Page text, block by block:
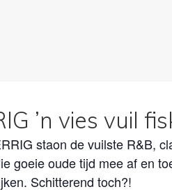
’n vies vuil
staon de vuilste R&B,
goeie oude tijd mee af en
Schitterend toch?!